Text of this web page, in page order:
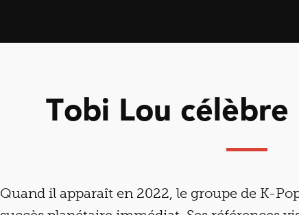
Tobi Lou célèbre
Quand il apparaît en 2022, le groupe de K-